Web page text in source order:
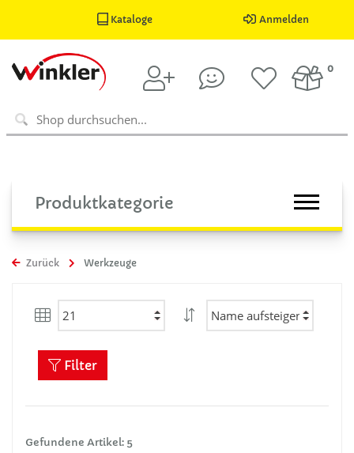
Kataloge Anmelden
0
Produktkategorie
Zurück Werkzeuge
Gefundene Artikel: 5
Filter